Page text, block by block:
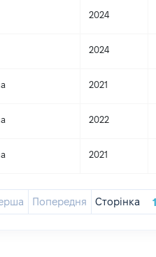
2024
2024
2021
2022
2021
Попередня Сторінка